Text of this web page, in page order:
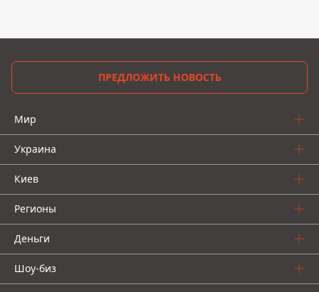
ПРЕДЛОЖИТЬ НОВОСТЬ
Мир
Украина
Киев
Регионы
Деньги
Шоу-биз